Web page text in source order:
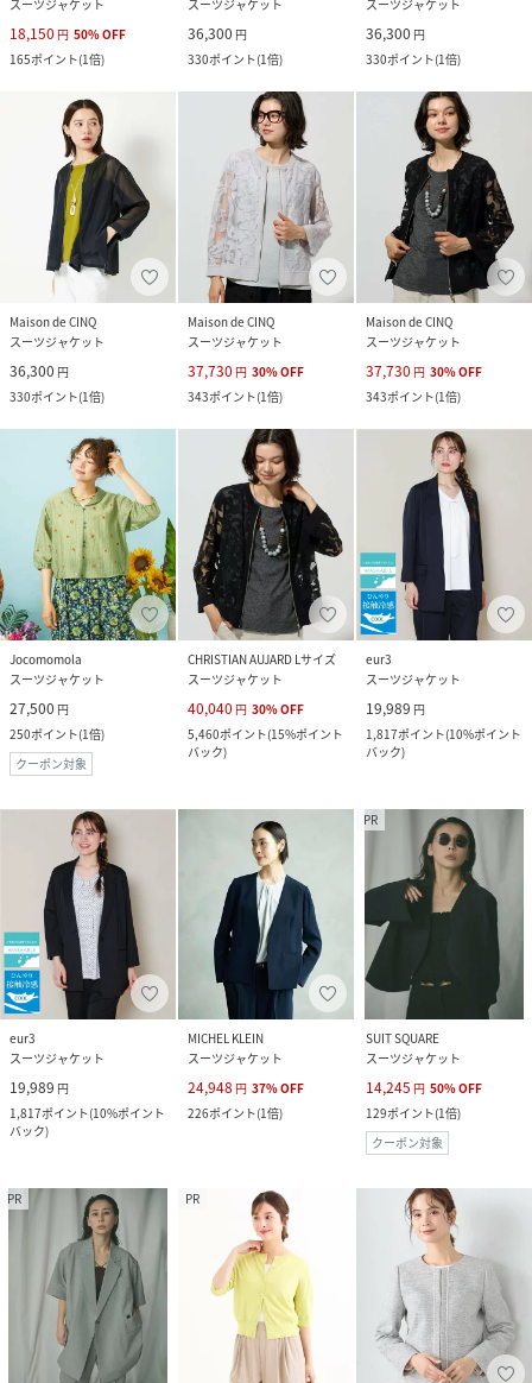
スーツジャケット
18,150 円 50%OFF
165ポイント(1倍)
スーツジャケット
36,300 円
330ポイント(1倍)
スーツジャケット
36,300 円
330ポイント(1倍)
Maison de CINQ
スーツジャケット
36,300 円
330ポイント(1倍)
Maison de CINQ
スーツジャケット
37,730 円 30%OFF
343ポイント(1倍)
Maison de CINQ
スーツジャケット
37,730 円 30%OFF
343ポイント(1倍)
Jocomomola
スーツジャケット
27,500 円
250ポイント(1倍)
クーポン対象
CHRISTIAN AUJARD Lサイズ
スーツジャケット
40,040 円 30%OFF
5,460ポイント(15%ポイント
バック)
eur3
スーツジャケット
19,989 円
1,817ポイント(10%ポイント
バック)
eur3
スーツジャケット
19,989 円
1,817ポイント(10%ポイント
バック)
MICHEL KLEIN
スーツジャケット
24,948 円 37%OFF
226ポイント(1倍)
PR
SUIT SQUARE
スーツジャケット
14,245 円 50%OFF
129ポイント(1倍)
クーポン対象
PR PR